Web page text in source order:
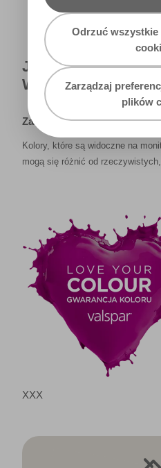
Odrzuć
Zarządzaj
plików
JAK NAPRAWDĘ
WYGLĄDAŁ W
Zastrzeżenie
Kolory, które są widoczne na
mogą się różnić od
XXX